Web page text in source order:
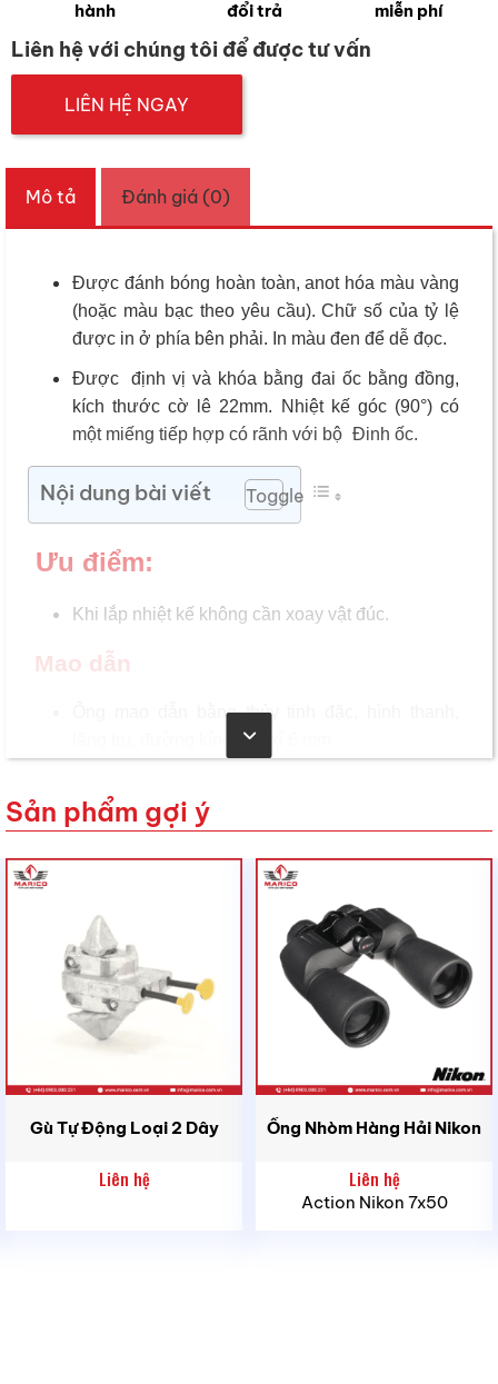
hành
đổi trả
miễn phí
Liên hệ với chúng tôi để được tư vấn
LIÊN HỆ NGAY
Mô tả Đánh giá (0)
Được đánh bóng hoàn toàn, anot hóa màu vàng
(hoặc màu bạc theo yêu cầu). Chữ số của tỷ lệ
được in ở phía bên phải. In màu đen để dễ đọc.
Được
định vị và khóa bằng đai ốc bằng đồng,
kích thước cờ lê 22mm. Nhiệt kế góc (90°) có
một miếng tiếp hợp có rãnh với bộ Đinh ốc.
Nội dung bài viết Toggle
Ưu điểm:
Khi lắp nhiệt kế không cần xoay vật đúc.
Mao dẫn
Ống mao dẫn bằng thủy tinh đặc, hình thanh,
lăng trụ, đường kính xấp xỉ 6 mm
chính, tương ứng với chữ in trên vỏ,
được in rõ ràng.
Chất lỏng mao dẫn
Đối với các lần thực hiện tiêu chuẩn từ -60° đến
+200°C, chất lỏng màu xanh lam và chất lỏng
màu đỏ tương ứng cho -60°C. Đối với nhiệt
độ hơn +200°C, chỉ có thể sử dụng cột thủy
ngân.
Nhiệt kế có thể đo được khi tiếp xúc với chất
Theo tiêu chuẩn, được sản xuất bằng đồng thau
Sản phẩm gợi ý
Gù Tự Động Loại 2 Dây
Liên hệ
Ống Nhòm Hàng Hải Nikon
Liên hệ
Action Nikon 7x50